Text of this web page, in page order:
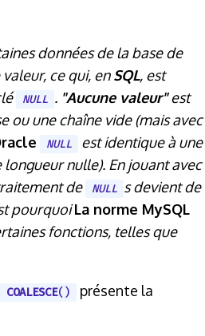
données de la base de
ce qui, enSQL, est
NULL . "Aucune valeur"est
ou une chaîne vide (mais avec
NULL
est identique à une
nulle). En jouant avec
de
NULL s devient de
pourquoi La norme MySQL
fonctions, telles que
COALESCE()
présente la